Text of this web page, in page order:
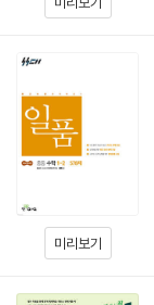
미리보기